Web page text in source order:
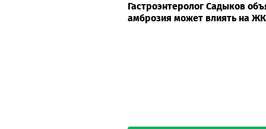
Гастроэнтеролог Садыков
амброзия может влиять на